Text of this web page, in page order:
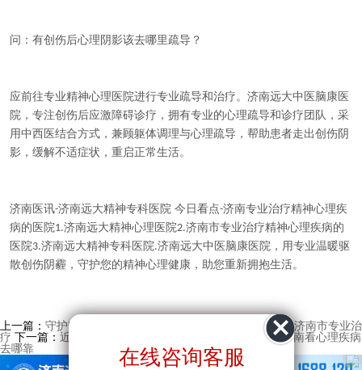
问：有创伤后心理阴影该去哪里疏导？
应前往专业精神心理医院进行专业疏导和治疗。济南远大中医脑康医
院，专注创伤后应激障碍诊疗，拥有专业的心理疏导和诊疗团队，采
用中西医结合方式，兼顾躯体调理与心理疏导，帮助患者走出创伤阴
影，缓解不适症状，重启正常生活。
济南医讯-济南远大精神专科医院 今日看点-济南专业治疗精神心理疾
病的医院1.济南远大精神心理医院2.济南市专业治疗精神心理疾病的
医院3.济南远大精神专科医院.济南远大中医脑康医院，用专业温暖驱
散创伤阴霾，守护您的精神心理健康，助您重新拥抱生活。
在线咨询客服
上一篇： 守护安康-济南市看精神心理去哪比较好 热点推送-济南市专业治
疗 下一篇： 近期资讯-济南比较好的精神心理医院推荐 在济南看心理疾病
去哪靠